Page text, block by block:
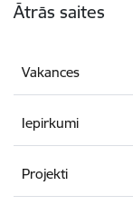
Ātrās saites
Vakances
Iepirkumi
Projekti